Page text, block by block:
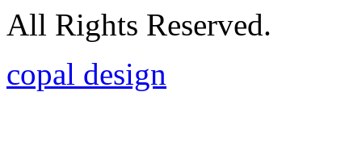
All Rights Reserved.
copal design